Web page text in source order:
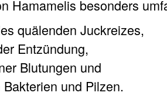
Hamamelis besonders
quälenden Juckreizes,
Entzündung,
Blutungen und
und Pilzen.